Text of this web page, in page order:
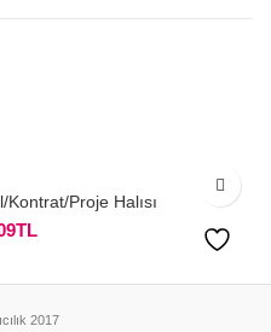
Proje Halısı
TL
2017